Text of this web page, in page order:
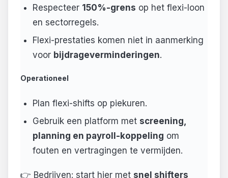
Respecteer 150%-grens op het flexi-loon
en sectorregels.
Flexi-prestaties komen niet in aanmerking
voor bijdrageverminderingen.
Operationeel
Plan flexi-shifts op piekuren.
Gebruik een platform met screening,
planning en payroll-koppeling om
fouten en vertragingen te vermijden.
👉 Bedrijven: start hier met snel shifters